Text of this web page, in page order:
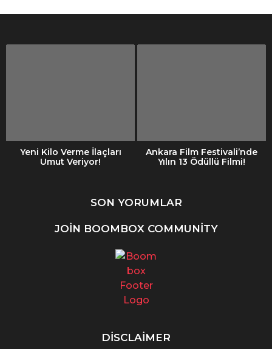
Yeni Kilo Verme İlaçları
Umut Veriyor!
Ankara Film Festivali’nde
Yılın 13 Ödüllü Filmi!
SON YORUMLAR
JOIN BOOMBOX COMMUNITY
DISCLAIMER